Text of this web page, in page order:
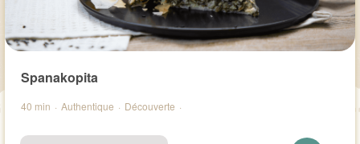
Spanakopita
40 min · Authentique · Découverte ·